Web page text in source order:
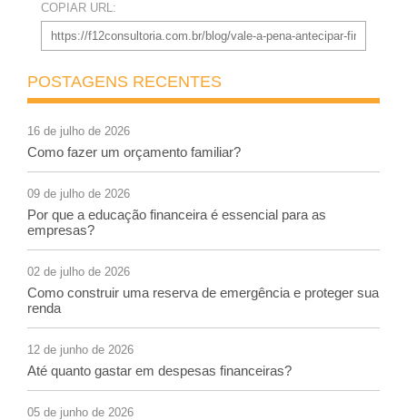
COPIAR URL:
POSTAGENS RECENTES
16 de julho de 2026
Como fazer um orçamento familiar?
09 de julho de 2026
Por que a educação financeira é essencial para as
empresas?
02 de julho de 2026
Como construir uma reserva de emergência e proteger sua
renda
12 de junho de 2026
Até quanto gastar em despesas financeiras?
05 de junho de 2026